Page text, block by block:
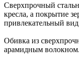
Сверхпрочный
кресла, а покрытие
привлекательный
Обивка из
арамидным волокном.